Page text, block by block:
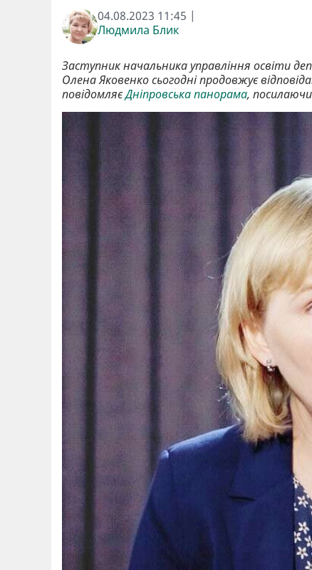
04.08.2023 11:45 |
Людмила Блик
Заступник начальника управління освіти
Олена Яковенко сьогодні продовжує
повідомляєДніпровська панорама,